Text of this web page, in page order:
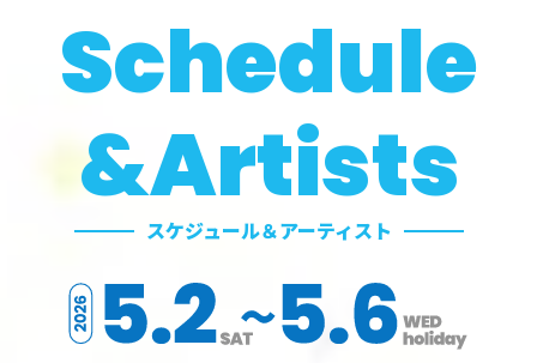
Schedule
&Artists
スケジュール＆アーティスト